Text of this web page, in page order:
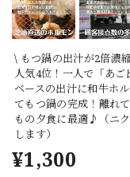
\ もつ鍋の出汁が2倍濃
人気4位！一人で「あ
ベースの出汁に和牛ホ
てもつ鍋の完成！離れ
もの夕食に最適♪（ニ
します）
¥1,300